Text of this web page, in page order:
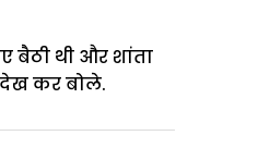
बैठी थी और शांता
देख कर बोले.